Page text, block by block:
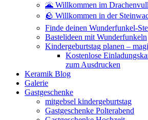
🌋 Willkommen im
🪨 Willkommen in der
Finde deinen Wunderfunkel-
Bastelideen mit Wunderfunkeln
Kindergeburtstag planen –
Kostenlose
zum Ausdrucken
Keramik Blog
Galerie
Gastgeschenke
mitgebsel kindergeburtstag
Gastgeschenke Polterabend